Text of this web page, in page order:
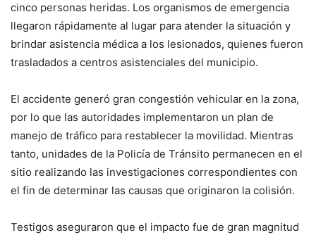
cinco personas heridas. Los organismos de emergencia
llegaron rápidamente al lugar para atender la situación y
brindar asistencia médica a los lesionados, quienes fueron
trasladados a centros asistenciales del municipio.
El accidente generó gran congestión vehicular en la zona,
por lo que las autoridades implementaron un plan de
manejo de tráfico para restablecer la movilidad. Mientras
tanto, unidades de la Policía de Tránsito permanecen en el
sitio realizando las investigaciones correspondientes con
el fin de determinar las causas que originaron la colisión.
Testigos aseguraron que el impacto fue de gran magnitud